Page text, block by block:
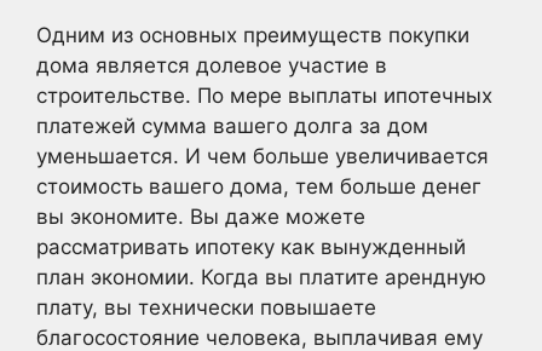
Одним из основных преимуществ покупки
дома является долевое участие в
строительстве. По мере выплаты ипотечных
платежей сумма вашего долга за дом
уменьшается. И чем больше увеличивается
стоимость вашего дома, тем больше денег
вы экономите. Вы даже можете
рассматривать ипотеку как вынужденный
план экономии. Когда вы платите арендную
плату, вы технически повышаете
благосостояние человека, выплачивая ему